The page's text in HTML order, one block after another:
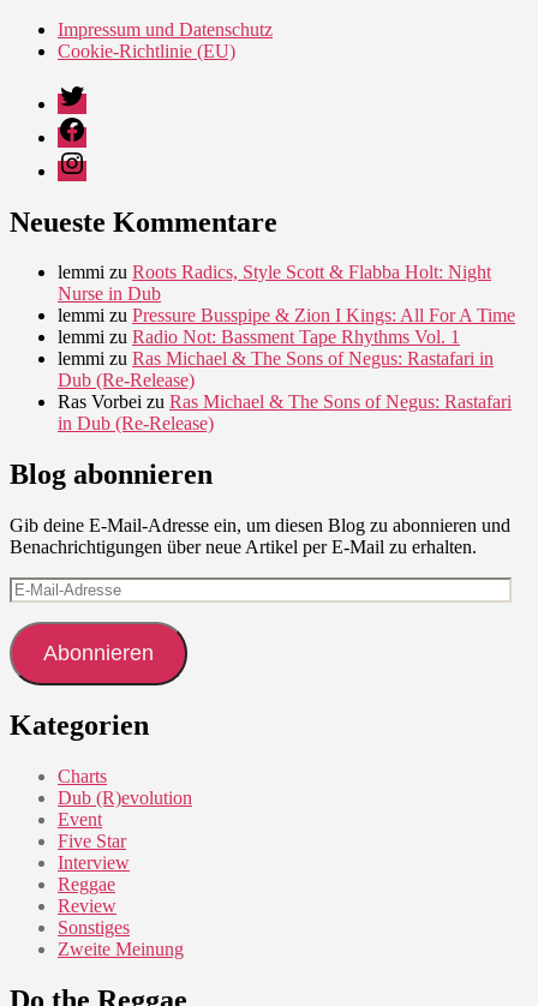
Impressum und Datenschutz
Cookie-Richtlinie (EU)
Twitter
Facebook
Instagram
Neueste Kommentare
lemmi zu Roots Radics, Style Scott & Flabba Holt: Night
Nurse in Dub
lemmi zu Pressure Busspipe & Zion I Kings: All For A Time
lemmi zu Radio Not: Bassment Tape Rhythms Vol. 1
lemmi zu Ras Michael & The Sons of Negus: Rastafari in
Dub (Re-Release)
Ras Vorbei zu Ras Michael & The Sons of Negus: Rastafari
in Dub (Re-Release)
Blog abonnieren
Gib deine E-Mail-Adresse ein, um diesen Blog zu abonnieren und
Benachrichtigungen über neue Artikel per E-Mail zu erhalten.
E-
Mail-
Adresse
Abonnieren
Kategorien
Charts
Dub (R)evolution
Event
Five Star
Interview
Reggae
Review
Sonstiges
Zweite Meinung